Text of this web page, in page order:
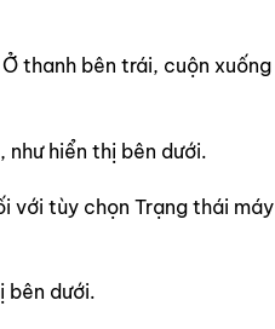
thanh bên trái, cuộn xuống
như hiển thị bên dưới.
với tùy chọn Trạng thái máy
bên dưới.